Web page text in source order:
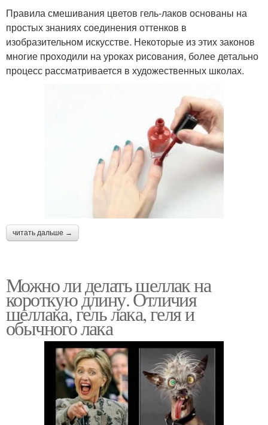
Правила смешивания цветов гель-лаков основаны на
простых знаниях соединения оттенков в
изобразительном искусстве. Некоторые из этих законов
многие проходили на уроках рисования, более детально
процесс рассматривается в художественных школах.
читать дальше →
Можно ли делать шеллак на
короткую длину. Отличия
шеллака, гель лака, геля и
обычного лака